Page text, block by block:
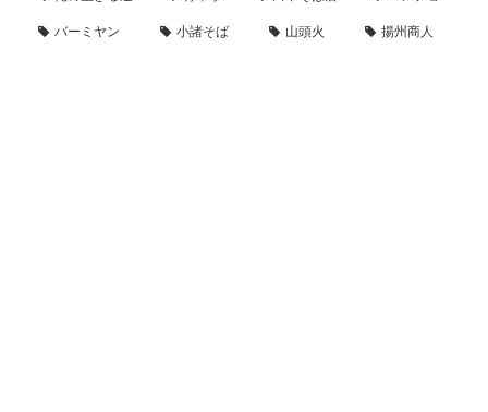
バーミヤン 小諸そば 山頭火 揚州商人